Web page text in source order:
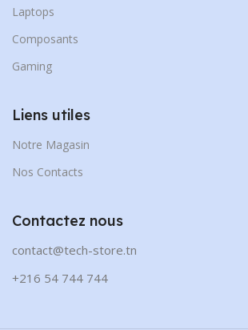
Laptops
Composants
Gaming
Liens utiles
Notre Magasin
Nos Contacts
Contactez nous
contact@tech-store.tn
+216 54 744 744